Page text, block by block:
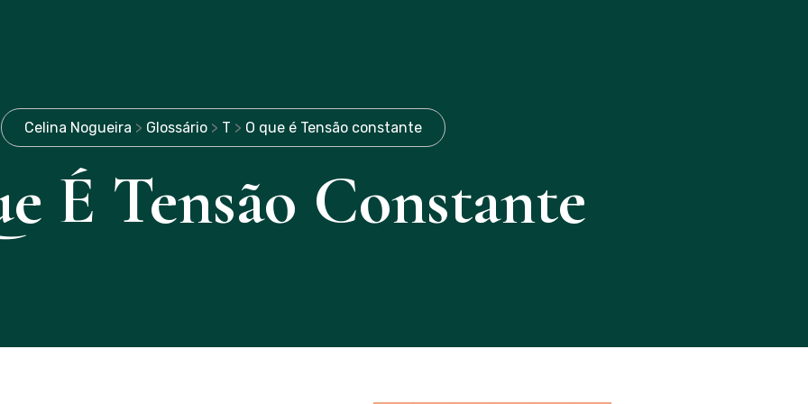
Celina Nogueira > Glossário> T > O que é Tensão constante
É Tensão Constante